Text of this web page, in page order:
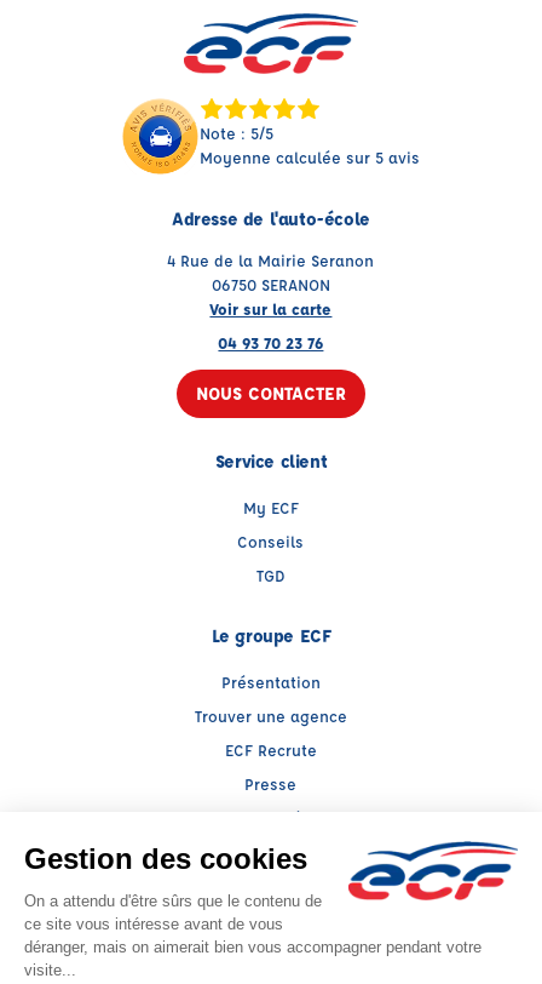
Note : 5/5
Moyenne calculée sur 5 avis
Adresse de l'auto-école
4 Rue de la Mairie Seranon
06750 SERANON
Voir sur la carte
04 93 70 23 76
NOUS CONTACTER
Service client
My ECF
Conseils
TGD
Le groupe ECF
Présentation
Trouver une agence
ECF Recrute
Presse
Actualités
Raison sociale : AUTO ECOLE VALLIS BONA - Capital social: 8000€
SIREN: 518172309 - Numéro de TVA intracommunautaire: FR 80 518172309
Agrément n°E1200606770